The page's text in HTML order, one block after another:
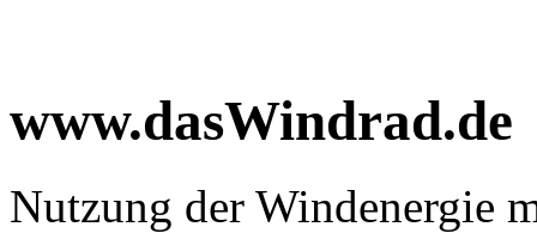
www.dasWindrad.de
Nutzung der Windenergie